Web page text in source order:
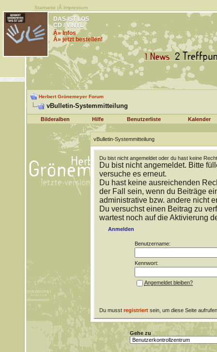
Startseite |Â Impressum
DAS IST LOS
CD / VINYL
Â» Infos
Â» jetzt bestellen!
Herbert Grönemeyer Forum
vBulletin-Systemmitteilung
Bilderalben Hilfe Benutzerliste Kalender
vBulletin-Systemmitteilung
Du bist nicht angemeldet oder du hast keine
Du bist nicht angemeldet. Bitte
versuche es erneut.
Du hast keine ausreichenden
der Fall sein, wenn du Beiträge
administrative bzw. andere nicht
Du versuchst einen Beitrag zu
wartest noch auf die Aktivierung
Anmelden
Benutzername:
Kennwort:
Angemeldet bleiben?
Du musst registriertsein, um diese Seite
Gehe zu